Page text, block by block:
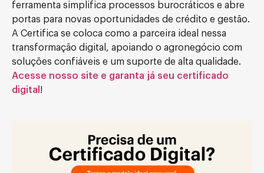
ferramenta simplifica processos burocráticos e abre
portas para novas oportunidades de crédito e gestão.
A Certifica se coloca como a parceira ideal nessa
transformação digital, apoiando o agronegócio com
soluções confiáveis e um suporte de alta qualidade.
Acesse nosso site e garanta já seu certificado
digital !